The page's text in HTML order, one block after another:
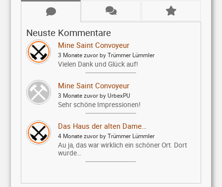
Neuste Kommentare
Mine Saint Convoyeur
3 Monate zuvor by Trümmer Lümmler
Vielen Dank und Glück auf!
Mine Saint Convoyeur
3 Monate zuvor by UrbexPU
Sehr schöne Impressionen!
Das Haus der alten Dame…
4 Monate zuvor by Trümmer Lümmler
Au ja, das war wirklich ein schöner Ort. Dort
wurde…